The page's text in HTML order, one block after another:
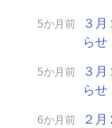
5か月前
３
らせ
5か月前
３
らせ
6か月前
２